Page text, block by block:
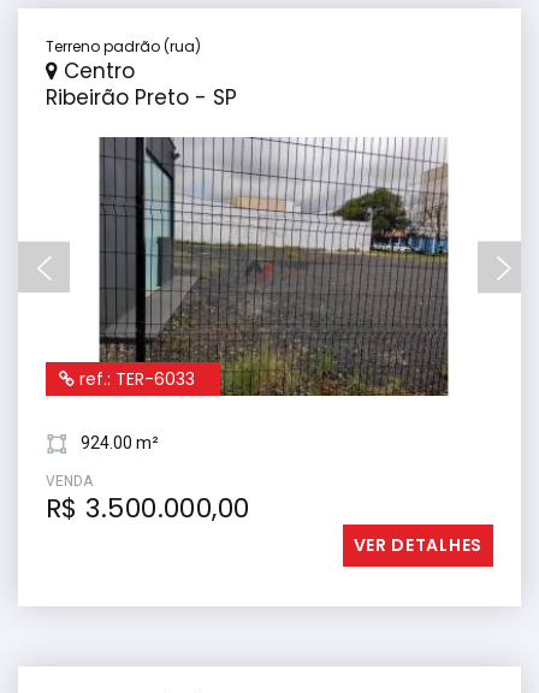
Terreno padrão (rua)
Centro
Ribeirão Preto - SP
ref.: TER-6033
924.00 m²
VENDA
R$ 3.500.000,00
VER DETALHES